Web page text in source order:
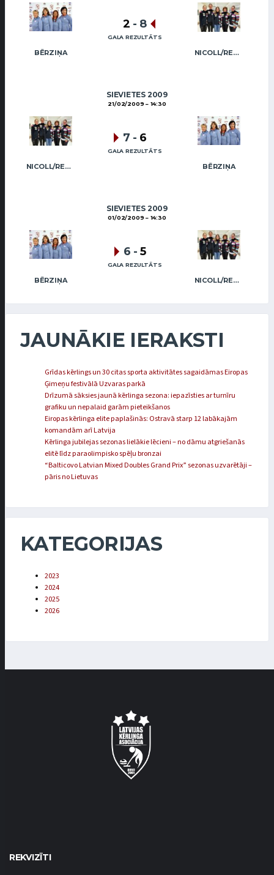
BĒRZIŅA NICOLL/REGŽA
2 - 8
GALA REZULTĀTS
SIEVIETES 2009
21/02/2009 14:30
NICOLL/REGŽA BĒRZIŅA
7 - 6
GALA REZULTĀTS
SIEVIETES 2009
01/02/2009 14:30
BĒRZIŅA NICOLL/REGŽA
6 - 5
GALA REZULTĀTS
JAUNĀKIE IERAKSTI
Grīdas kērlings un 30 citas sporta aktivitātes sagaidāmas Eiropas
Ģimeņu festivālā Uzvaras parkā
Drīzumā sāksies jaunā kērlinga sezona: iepazīsties ar turnīru
grafiku un nepalaid garām pieteikšanos
Eiropas kērlinga elite paplašinās: Ostravā starp 12 labākajām
komandām arī Latvija
Kērlinga jubilejas sezonas lielākie lēcieni – no dāmu atgriešanās
elitē līdz paraolimpisko spēļu bronzai
“Balticovo Latvian Mixed Doubles Grand Prix” sezonas uzvarētāji –
pāris no Lietuvas
KATEGORIJAS
2023
2024
2025
2026
REKVIZĪTI